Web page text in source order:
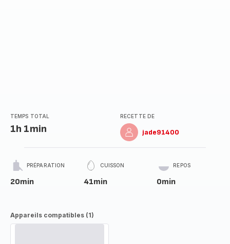
TEMPS TOTAL
1h 1min
RECETTE DE
jade91400
PRÉPARATION
20min
CUISSON
41min
REPOS
0min
Appareils compatibles (1)